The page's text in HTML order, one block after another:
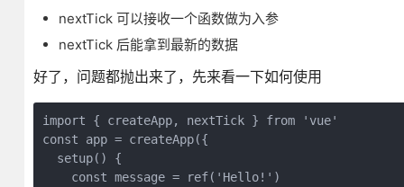
nextTick 可以接收一个函数做为入参
nextTick 后能拿到最新的数据
好了，问题都抛出来了，先来看一下如何使用
import { createApp, nextTick } from 'vue'
const app = createApp({
  setup() {
    const message = ref('Hello!')